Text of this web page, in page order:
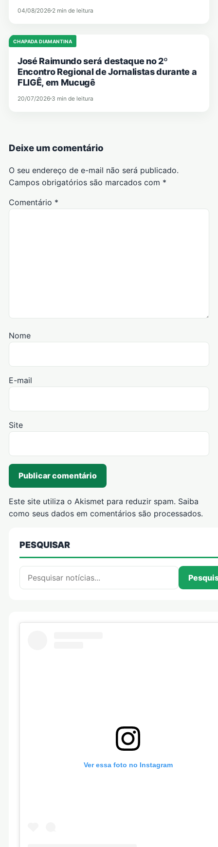
04/08/2026 2 min de leitura
CHAPADA DIAMANTINA
José Raimundo será destaque no 2º
Encontro Regional de Jornalistas durante a
FLIGÊ, em Mucugê
20/07/2026 3 min de leitura
Deixe um comentário
O seu endereço de e-mail não será publicado.
Campos obrigatórios são marcados com *
Comentário *
Nome
E-mail
Site
Este site utiliza o Akismet para reduzir spam. Saiba
como seus dados em comentários são processados.
PESQUISAR
Pesquisar por:
Ver essa foto no Instagram